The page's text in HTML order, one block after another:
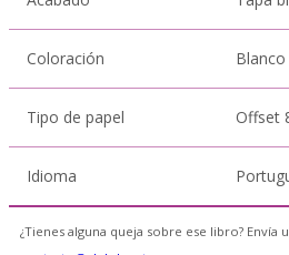
Coloración
Tipo de papel Offset
Idioma
¿Tienes alguna queja sobre ese libro?